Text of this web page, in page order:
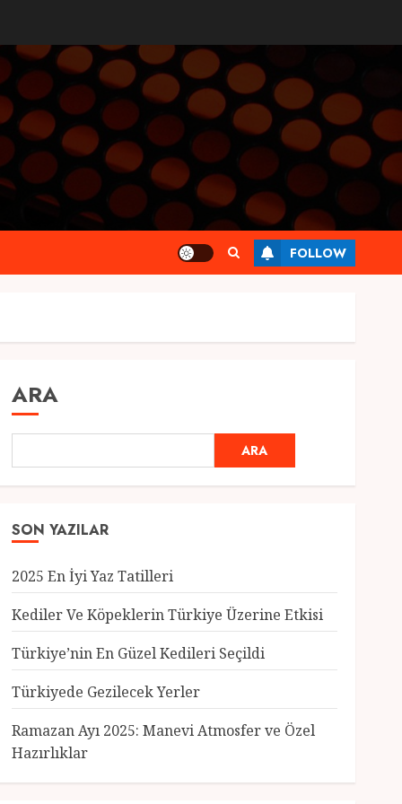
FOLLOW
ARA
ARA
SON YAZILAR
2025 En İyi Yaz Tatilleri
Kediler Ve Köpeklerin Türkiye Üzerine Etkisi
Türkiye’nin En Güzel Kedileri Seçildi
Türkiyede Gezilecek Yerler
Ramazan Ayı 2025: Manevi Atmosfer ve Özel
Hazırlıklar
3
Genel
Türkiye’nin En Güzel
Kedileri Seçildi